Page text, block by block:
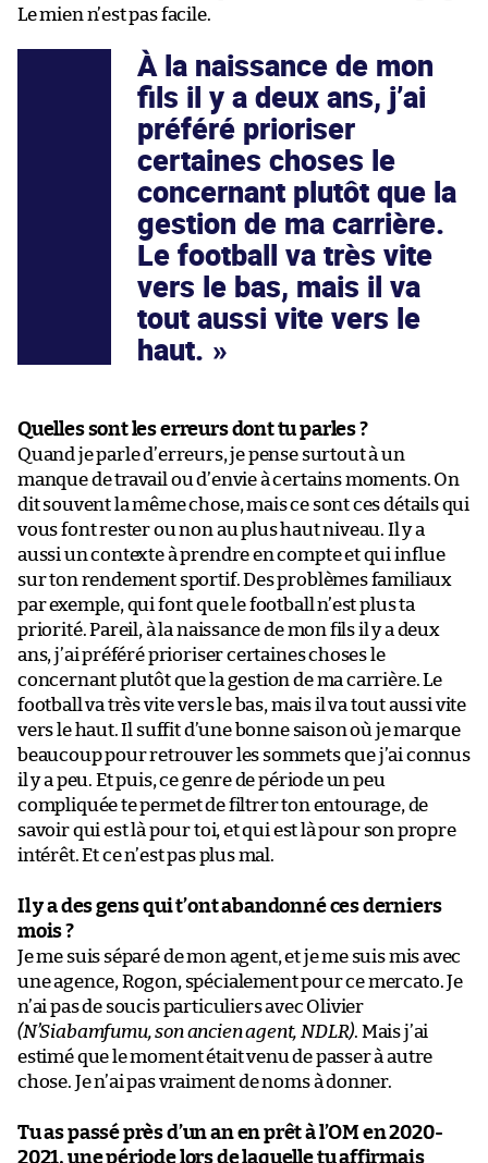
Le mien n’est pas facile.
À la naissance de mon
fils il y a deux ans, j’ai
préféré prioriser
certaines choses le
concernant plutôt que la
gestion de ma carrière.
Le football va très vite
vers le bas, mais il va
tout aussi vite vers le
haut.
Quelles sont les erreurs dont tu parles ?
Quand je parle d’erreurs, je pense surtout à un
manque de travail ou d’envie à certains moments. On
dit souvent la même chose, mais ce sont ces détails qui
vous font rester ou non au plus haut niveau. Il y a
aussi un contexte à prendre en compte et qui influe
sur ton rendement sportif. Des problèmes familiaux
par exemple, qui font que le football n’est plus ta
priorité. Pareil, à la naissance de mon fils il y a deux
ans, j’ai préféré prioriser certaines choses le
concernant plutôt que la gestion de ma carrière. Le
football va très vite vers le bas, mais il va tout aussi vite
vers le haut. Il suffit d’une bonne saison où je marque
beaucoup pour retrouver les sommets que j’ai connus
il y a peu. Et puis, ce genre de période un peu
compliquée te permet de filtrer ton entourage, de
savoir qui est là pour toi, et qui est là pour son propre
intérêt. Et ce n’est pas plus mal.
Il y a des gens qui t’ont abandonné ces derniers
mois ?
Je me suis séparé de mon agent, et je me suis mis avec
une agence, Rogon, spécialement pour ce mercato. Je
n’ai pas de soucis particuliers avec Olivier
(N’Siabamfumu, son ancien agent, NDLR). Mais j’ai
estimé que le moment était venu de passer à autre
chose. Je n’ai pas vraiment de noms à donner.
Tu as passé près d’un an en prêt à l’OM en 2020-
2021, une période lors de laquelle tu affirmais